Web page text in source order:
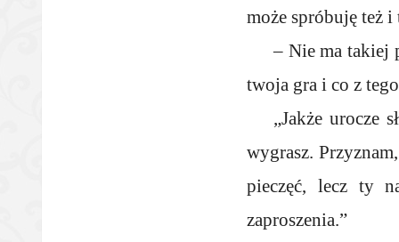
może spróbuję też i
– Nie ma takiej
twoja gra i co z
„Jakże urocze
wygrasz.
pieczęć, lecz ty
zaproszenia.”